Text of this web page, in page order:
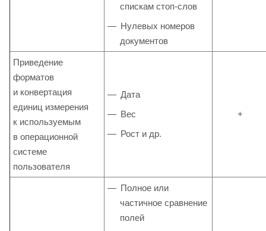
спискам стоп-слов
Нулевых номеров
документов
Приведение
форматов
и конвертация
единиц измерения
к используемым
в операционной
системе
пользователя
Дата
Вес
Рост и др.
+
Полное или
частичное сравнение
полей